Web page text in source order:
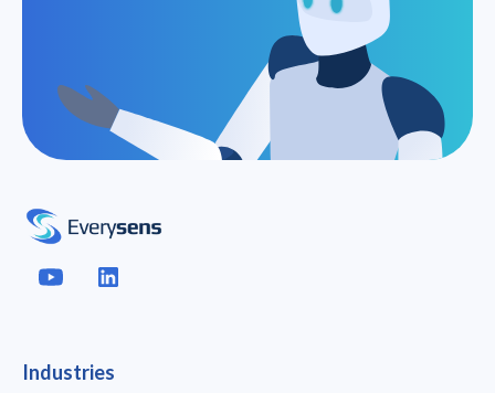
Industries